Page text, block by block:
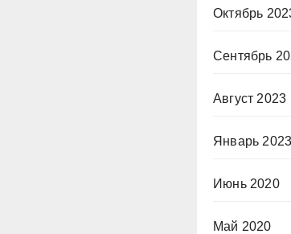
Октябрь
Сентябрь
Август 2023
Январь 2023
Июнь 2020
Май 2020